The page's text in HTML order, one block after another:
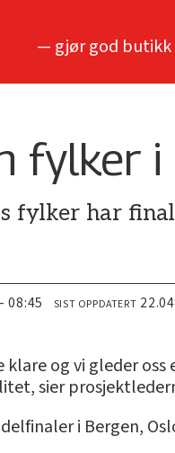
— gjør god butikk
fylker i
fylker har
08:45 SIST OPPDATERT
klare og vi gleder
sier
i Bergen,